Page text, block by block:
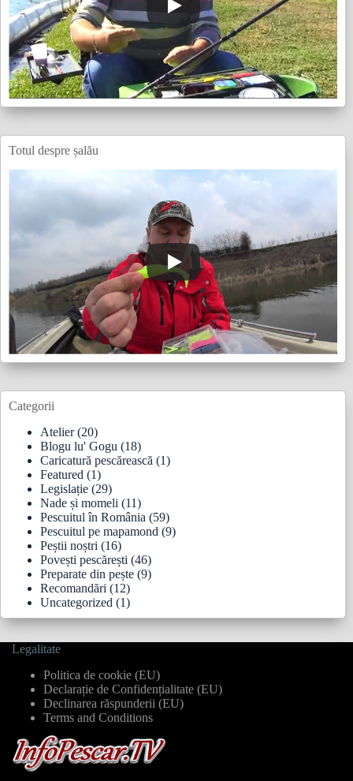
Totul despre șalău
Categorii
Atelier(20)
Blogu lu' Gogu (18)
Caricatură pescărească (1)
Featured (1)
Legislație (29)
Nade și momeli (11)
Pescuitul în România (59)
Pescuitul pe mapamond (9)
Peștii noștri (16)
Povești pescărești (46)
Preparate din pește (9)
Recomandări (12)
Uncategorized (1)
Legalitate
Politica de cookie (EU)
Declarație de Confidențialitate (EU)
Declinarea răspunderii (EU)
Terms and Conditions